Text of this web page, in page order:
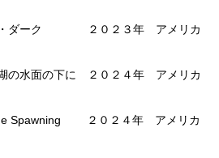
ザ・ダーク ２０２３年 アメリカ
の水面の下に ２０２４年 アメリカ
Spawning ２０２４年 アメリカ